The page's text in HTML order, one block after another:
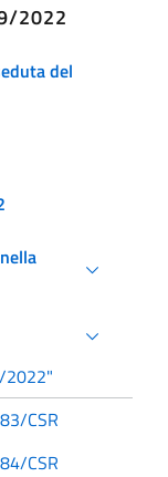
2022
del
2022"
CSR
CSR